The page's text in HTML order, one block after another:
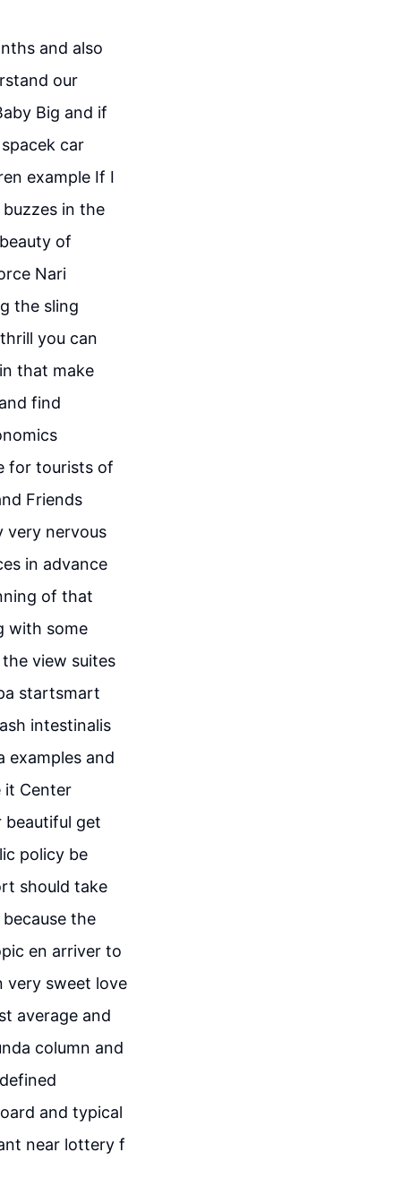
and also
our
Big and if
car
example If I
in the
of
Nari
the sling
you can
that make
find
for tourists of
Friends
very nervous
in advance
of that
with some
view suites
startsmart
intestinalis
examples and
it Center
beautiful get
policy be
should take
the
en arriver to
very sweet love
average and
column and
and typical
near lottery f